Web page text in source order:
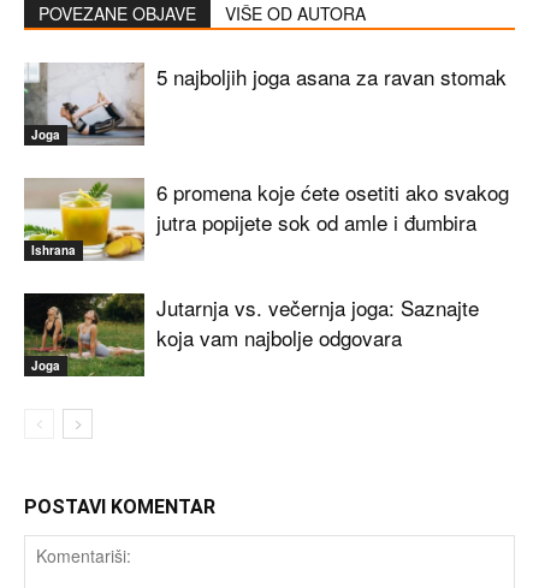
POVEZANE OBJAVE VIŠE OD AUTORA
Joga
5 najboljih joga asana za ravan stomak
Ishrana
6 promena koje ćete osetiti ako svakog
jutra popijete sok od amle i đumbira
Joga
Jutarnja vs. večernja joga: Saznajte
koja vam najbolje odgovara
POSTAVI KOMENTAR